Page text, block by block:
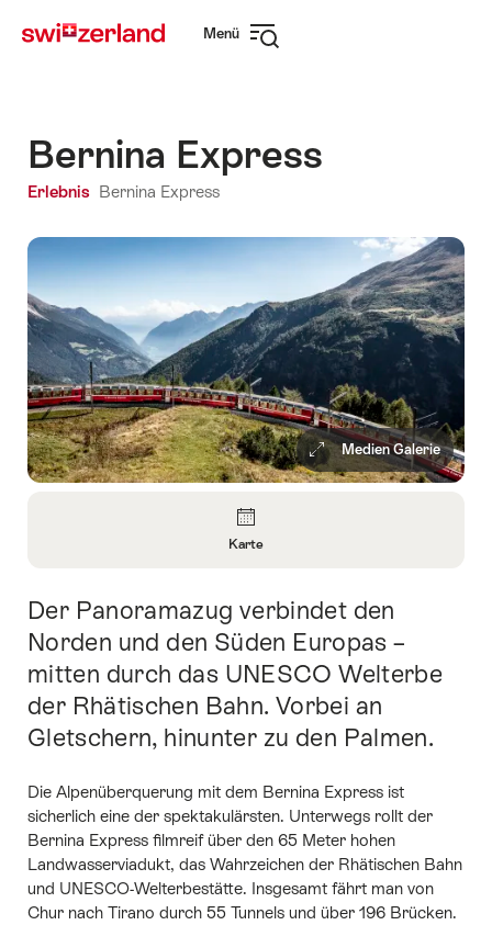
Menü
Bernina Express
Erlebnis Bernina Express
Medien Galerie
Karte
öffnen
Karte
Einleitung
Der Panoramazug verbindet den
Norden und den Süden Europas –
mitten durch das UNESCO Welterbe
der Rhätischen Bahn. Vorbei an
Gletschern, hinunter zu den Palmen.
Die Alpenüberquerung mit dem Bernina Express ist
sicherlich eine der spektakulärsten. Unterwegs rollt der
Bernina Express filmreif über den 65 Meter hohen
Landwasserviadukt, das Wahrzeichen der Rhätischen Bahn
und UNESCO-Welterbestätte. Insgesamt fährt man von
Chur nach Tirano durch 55 Tunnels und über 196 Brücken.